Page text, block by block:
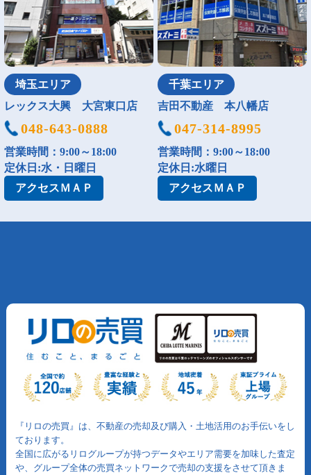
埼玉エリア
レックス大興 大宮東口店
048-643-0888
営業時間：9:00～18:00
定休日:水・日曜日
アクセスＭＡＰ
千葉エリア
吉田不動産 本八幡店
047-314-8995
営業時間：9:00～18:00
定休日:水曜日
アクセスＭＡＰ
『リロの売買』は、不動産の売却及び購入・土地活用のお手伝いをし
ております。
全国に広がるリログループが持つデータやエリア需要を加味した査定
や、グループ全体の売買ネットワークで売却の支援をさせて頂きま